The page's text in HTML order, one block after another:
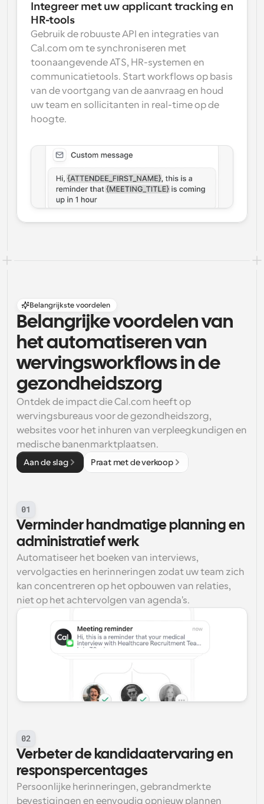
Integreer met uw applicant tracking en
HR-tools
Gebruik de robuuste API en integraties van
Cal.com om te synchroniseren met
toonaangevende ATS, HR-systemen en
communicatietools. Start workflows op basis
van de voortgang van de aanvraag en houd
uw team en sollicitanten in real-time op de
hoogte.
Belangrijkste voordelen
Belangrijke voordelen van
het automatiseren van
wervingsworkflows in de
gezondheidszorg
Ontdek de impact die Cal.com heeft op
wervingsbureaus voor de gezondheidszorg,
websites voor het inhuren van verpleegkundigen en
medische banenmarktplaatsen.
Aan de slag Praat met de verkoop
01
Verminder handmatige planning en
administratief werk
Automatiseer het boeken van interviews,
vervolgacties en herinneringen zodat uw team zich
kan concentreren op het opbouwen van relaties,
niet op het achtervolgen van agenda's.
02
Verbeter de kandidaatervaring en
responspercentages
Persoonlijke herinneringen, gebrandmerkte
bevestigingen en eenvoudig opnieuw plannen